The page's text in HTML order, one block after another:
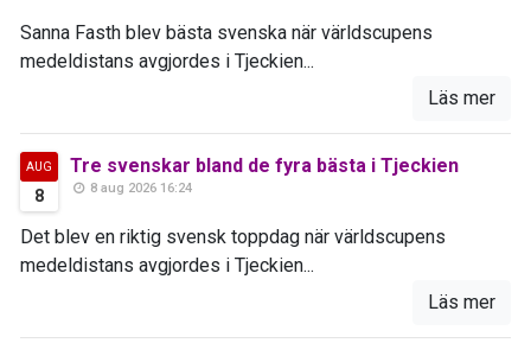
Sanna Fasth blev bästa svenska när världscupens
medeldistans avgjordes i Tjeckien...
Läs mer
AUG
8
Tre svenskar bland de fyra bästa i Tjeckien
8 aug 2026 16:24
Det blev en riktig svensk toppdag när världscupens
medeldistans avgjordes i Tjeckien...
Läs mer